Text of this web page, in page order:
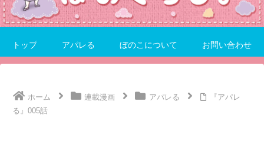
トップ アパレる ぼのこについて お問い合わせ
ホーム 連載漫画 アパレる
『アパレ
る』005話